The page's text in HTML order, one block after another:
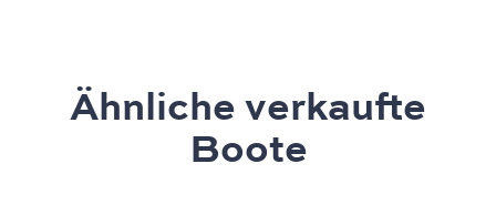
Ähnliche verkaufte
Boote